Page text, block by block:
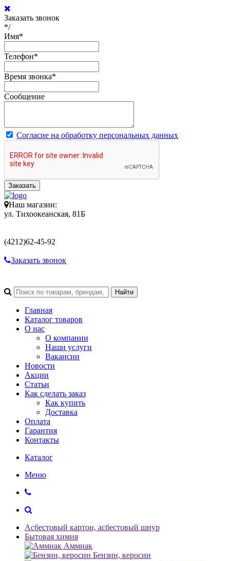
Заказать звонок
*/
Имя*
Телефон*
Время звонка*
Сообщение
Согласие на обработку персональных данных
Заказать
Наш магазин:
ул. Тихоокеанская, 81Б
(4212)62-45-92
Заказать звонок
Главная
Каталог товаров
О нас
О компании
Наши услуги
Вакансии
Новости
Акции
Статьи
Как сделать заказ
Как купить
Доставка
Оплата
Гарантия
Контакты
Каталог
Меню
Асбестовый картон, асбестовый шнур
Бытовая химия
Аммиак
Бензин, керосин